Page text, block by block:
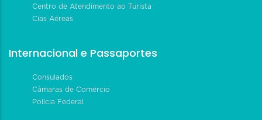
Centro de Atendimento ao Turista
Cias Aéreas
Internacional e Passaportes
Consulados
Câmaras de Comércio
Polícia Federal